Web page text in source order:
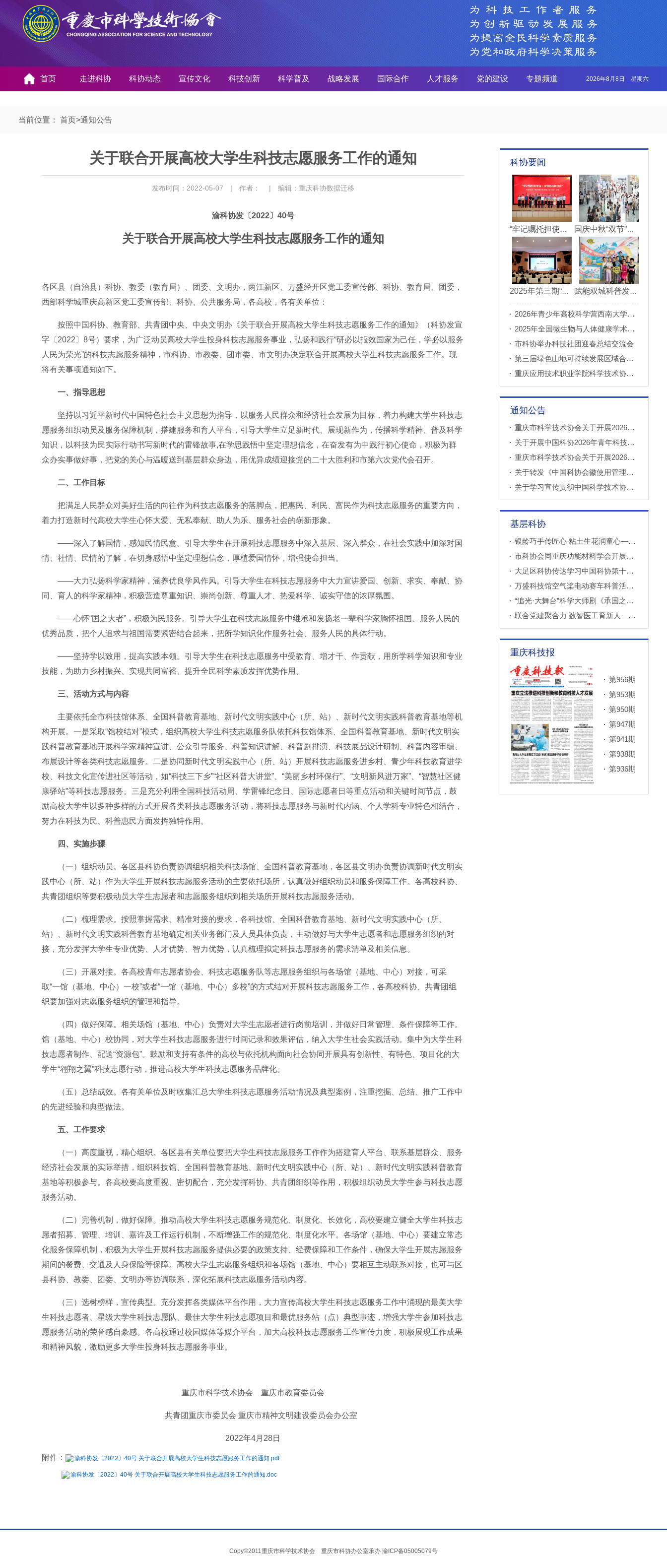
首页 走进科协 科协动态 宣传文化 科技创新 科学普及 战略发展 国际合作 人才服务 党的建设 专题频道 2026年8月8日 星期六
当前位置： 首页>通知公告
关于联合开展高校大学生科技志愿服务工作的通知
发布时间：2022-05-07 | 作者： | 编辑：重庆科协数据迁移
渝科协发〔2022〕40号
关于联合开展高校大学生科技志愿服务工作的通知
各区县（自治县）科协、教委（教育局）、团委、文明办，两江新区、万盛经开区党工委宣传部、科协、教育局、团委，
西部科学城重庆高新区党工委宣传部、科协、公共服务局，各高校，各有关单位：
按照中国科协、教育部、共青团中央、中央文明办《关于联合开展高校大学生科技志愿服务工作的通知》（科协发宣
字〔2022〕8号）要求，为广泛动员高校大学生投身科技志愿服务事业，弘扬和践行“研必以报效国家为己任，学必以服务
人民为荣光”的科技志愿服务精神，市科协、市教委、团市委、市文明办决定联合开展高校大学生科技志愿服务工作。现
将有关事项通知如下。
一、指导思想
坚持以习近平新时代中国特色社会主义思想为指导，以服务人民群众和经济社会发展为目标，着力构建大学生科技志
愿服务组织动员及服务保障机制，搭建服务和育人平台，引导大学生立足新时代、展现新作为，传播科学精神、普及科学
知识，以科技为民实际行动书写新时代的雷锋故事,在学思践悟中坚定理想信念，在奋发有为中践行初心使命，积极为群
众办实事做好事，把党的关心与温暖送到基层群众身边，用优异成绩迎接党的二十大胜利和市第六次党代会召开。
二、工作目标
把满足人民群众对美好生活的向往作为科技志愿服务的落脚点，把惠民、利民、富民作为科技志愿服务的重要方向，
着力打造新时代高校大学生心怀大爱、无私奉献、助人为乐、服务社会的崭新形象。
——深入了解国情，感知民情民意。引导大学生在开展科技志愿服务中深入基层、深入群众，在社会实践中加深对国
情、社情、民情的了解，在切身感悟中坚定理想信念，厚植爱国情怀，增强使命担当。
——大力弘扬科学家精神，涵养优良学风作风。引导大学生在科技志愿服务中大力宣讲爱国、创新、求实、奉献、协
同、育人的科学家精神，积极营造尊重知识、崇尚创新、尊重人才、热爱科学、诚实守信的浓厚氛围。
——心怀“国之大者”，积极为民服务。引导大学生在科技志愿服务中继承和发扬老一辈科学家胸怀祖国、服务人民的
优秀品质，把个人追求与祖国需要紧密结合起来，把所学知识化作服务社会、服务人民的具体行动。
——坚持学以致用，提高实践本领。引导大学生在科技志愿服务中受教育、增才干、作贡献，用所学科学知识和专业
技能，为助力乡村振兴、实现共同富裕、提升全民科学素质发挥优势作用。
三、活动方式与内容
主要依托全市科技馆体系、全国科普教育基地、新时代文明实践中心（所、站）、新时代文明实践科普教育基地等机
构开展。一是采取“馆校结对”模式，组织高校大学生科技志愿服务队依托科技馆体系、全国科普教育基地、新时代文明实
践科普教育基地开展科学家精神宣讲、公众引导服务、科普知识讲解、科普剧排演、科技展品设计研制、科普内容审编、
布展设计等各类科技志愿服务。二是协同新时代文明实践中心（所、站）开展科技志愿服务进乡村、青少年科技教育进学
校、科技文化宣传进社区等活动，如“科技三下乡”“社区科普大讲堂”、“美丽乡村环保行”、“文明新风进万家”、“智慧社区健
康驿站”等科技志愿服务。三是充分利用全国科技活动周、学雷锋纪念日、国际志愿者日等重点活动和关键时间节点，鼓
励高校大学生以多种多样的方式开展各类科技志愿服务活动，将科技志愿服务与新时代内涵、个人学科专业特色相结合，
努力在科技为民、科普惠民方面发挥独特作用。
四、实施步骤
（一）组织动员。各区县科协负责协调组织相关科技场馆、全国科普教育基地，各区县文明办负责协调新时代文明实
践中心（所、站）作为大学生开展科技志愿服务活动的主要依托场所，认真做好组织动员和服务保障工作。各高校科协、
共青团组织等要积极动员大学生志愿者和志愿服务组织到相关场所开展科技志愿服务活动。
（二）梳理需求。按照掌握需求、精准对接的要求，各科技馆、全国科普教育基地、新时代文明实践中心（所、
站）、新时代文明实践科普教育基地确定相关业务部门及人员具体负责，主动做好与大学生志愿者和志愿服务组织的对
接，充分发挥大学生专业优势、人才优势、智力优势，认真梳理拟定科技志愿服务的需求清单及相关信息。
（三）开展对接。各高校青年志愿者协会、科技志愿服务队等志愿服务组织与各场馆（基地、中心）对接，可采
取“一馆（基地、中心）一校”或者“一馆（基地、中心）多校”的方式结对开展科技志愿服务工作，各高校科协、共青团组
织要加强对志愿服务组织的管理和指导。
（四）做好保障。相关场馆（基地、中心）负责对大学生志愿者进行岗前培训，并做好日常管理、条件保障等工作。
馆（基地、中心）校协同，对大学生科技志愿服务进行时间记录和效果评估，纳入大学生社会实践活动。集中为大学生科
技志愿者制作、配送“资源包”。鼓励和支持有条件的高校与依托机构面向社会协同开展具有创新性、有特色、项目化的大
学生“翱翔之翼”科技志愿行动，推进高校大学生科技志愿服务品牌化。
（五）总结成效。各有关单位及时收集汇总大学生科技志愿服务活动情况及典型案例，注重挖掘、总结、推广工作中
的先进经验和典型做法。
五、工作要求
（一）高度重视，精心组织。各区县有关单位要把大学生科技志愿服务工作作为搭建育人平台、联系基层群众、服务
经济社会发展的实际举措，组织科技馆、全国科普教育基地、新时代文明实践中心（所、站）、新时代文明实践科普教育
基地等积极参与。各高校要高度重视、密切配合，充分发挥科协、共青团组织等作用，积极组织动员大学生参与科技志愿
服务活动。
（二）完善机制，做好保障。推动高校大学生科技志愿服务规范化、制度化、长效化，高校要建立健全大学生科技志
愿者招募、管理、培训、嘉许及工作运行机制，不断增强工作的规范化、制度化水平。各场馆（基地、中心）要建立常态
化服务保障机制，积极为大学生开展科技志愿服务提供必要的政策支持、经费保障和工作条件，确保大学生开展志愿服务
期间的餐费、交通及人身保险等保障。高校大学生志愿服务组织和各场馆（基地、中心）要相互主动联系对接，也可与区
县科协、教委、团委、文明办等协调联系，深化拓展科技志愿服务活动内容。
（三）选树榜样，宣传典型。充分发挥各类媒体平台作用，大力宣传高校大学生科技志愿服务工作中涌现的最美大学
生科技志愿者、星级大学生科技志愿队、最佳大学生科技志愿项目和最优服务站（点）典型事迹，增强大学生参加科技志
愿服务活动的荣誉感自豪感。各高校通过校园媒体等媒介平台，加大高校科技志愿服务工作宣传力度，积极展现工作成果
和精神风貌，激励更多大学生投身科技志愿服务事业。
重庆市科学技术协会 重庆市教育委员会
共青团重庆市委员会 重庆市精神文明建设委员会办公室
2022年4月28日
附件： 渝科协发〔2022〕40号 关于联合开展高校大学生科技志愿服务工作的通知.pdf
渝科协发〔2022〕40号 关于联合开展高校大学生科技志愿服务工作的通知.doc
科协要闻
2026年青少年高校科学营西南大学分营正式开营
2025年全国微生物与人体健康学术论坛在重庆召开
市科协举办科技社团迎春总结交流会
第三届绿色山地可持续发展区域合作国际论坛成功举办
重庆应用技术职业学院科学技术协会正式成立
通知公告
重庆市科学技术协会关于开展2026年科普创新实验室建设项目申报工作的通知
关于开展中国科协2026年青年科技人才培育工程工程师专项计划推荐工作的通知
重庆市科学技术协会关于开展2026年科技小院申报推荐工作的通知
关于转发《中国科协会徽使用管理规定》的通知
关于学习宣传贯彻中国科学技术协会第十一次全国代表大会精神的通知
基层科协
银龄巧手传匠心 粘土生花润童心——万盛经开区老科协走进建设社区开展创意粘土手工课
市科协会同重庆功能材料学会开展调研
大足区科协传达学习中国科协第十一次全国代表大会精神
万盛科技馆空气桨电动赛车科普活动进社区
“追光·大舞台”科学大师剧《承国之书》云阳、巫溪巡演成功
联合党建聚合力 数智医工育新人——重庆西部数智医疗研究院开展庆“七一”联合主题党（团）日暨正确政绩观专题学习交流活动
重庆科技报
第956期
第953期
第950期
第947期
第941期
第938期
第936期
Copy©2011重庆市科学技术协会 重庆市科协办公室承办 渝ICP备05005079号